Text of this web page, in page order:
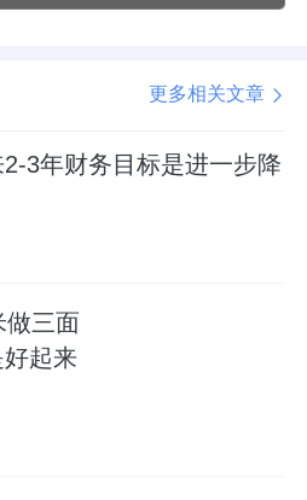
息率高且波动率低的上市
且波动率低的上市公司证
前十大权重股分别为冀
秦铁路
更多相关文章
3年财务目标是进一步降
做三面
起来